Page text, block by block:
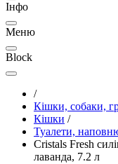
Інфо
Меню
Block
/
Кішки, собаки,
Кішки /
Туалети,
Cristals Fresh
лаванда, 7.2 л